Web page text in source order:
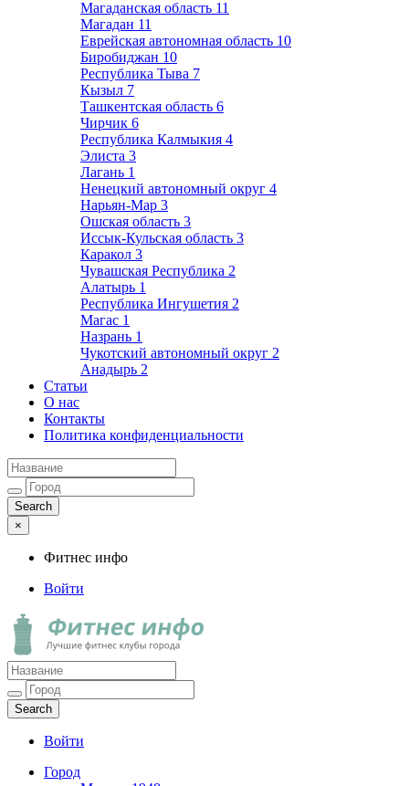
Магаданская область 11
Магадан 11
Еврейская автономная область 10
Биробиджан 10
Республика Тыва 7
Кызыл 7
Ташкентская область 6
Чирчик 6
Республика Калмыкия 4
Элиста 3
Лагань 1
Ненецкий автономный округ 4
Нарьян-Мар 3
Ошская область 3
Иссык-Кульская область 3
Каракол 3
Чувашская Республика 2
Алатырь 1
Республика Ингушетия 2
Магас 1
Назрань 1
Чукотский автономный округ 2
Анадырь 2
Статьи
О нас
Контакты
Политика конфиденциальности
×
Фитнес инфо
Войти
Фитнес инфо
Лучшие фитнес клубы города
Войти
Город